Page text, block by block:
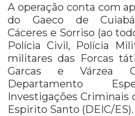
A operação conta com
do Gaeco de
Cáceres e Sorriso (ao
Polícia Civil, Polícia
militares das Forcas
Garcas e Várzea
Departamento
Investigações Criminais
Espirito Santo (DEIC/ES).